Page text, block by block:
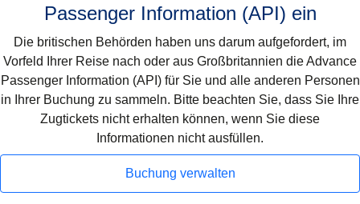
Passenger Information (API) ein
Die britischen Behörden haben uns darum aufgefordert, im
Vorfeld Ihrer Reise nach oder aus Großbritannien die Advance
Passenger Information (API) für Sie und alle anderen Personen
in Ihrer Buchung zu sammeln. Bitte beachten Sie, dass Sie Ihre
Zugtickets nicht erhalten können, wenn Sie diese
Informationen nicht ausfüllen.
Buchung verwalten